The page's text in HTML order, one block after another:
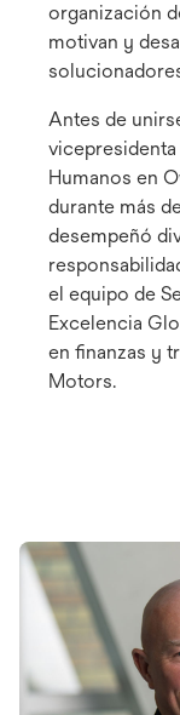
organización
motivan y
Antes de
Humanos en
durante más
desempeñó
el equipo de
Excelencia
en finanzas y
Motors.